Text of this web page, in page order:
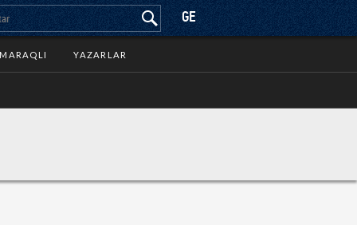
GE
MARAQLI YAZARLAR